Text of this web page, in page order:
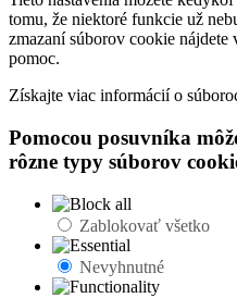
tomu, že niektoré funkcie už
zmazaní súborov cookie
pomoc.
Získajte viac informácií o
Pomocou posuvníka
rôzne typy súborov
Zablokovať všetko
Nevyhnutné